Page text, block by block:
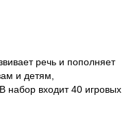
речь и пополняет
и детям,
набор входит 40 игровых